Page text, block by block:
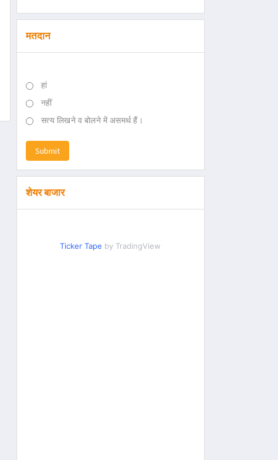
मतदान
हां
नहीं
सत्य लिखने व बोलने में असमर्थ हैं।
Submit
शेयर बाजार
Ticker Tape by TradingView